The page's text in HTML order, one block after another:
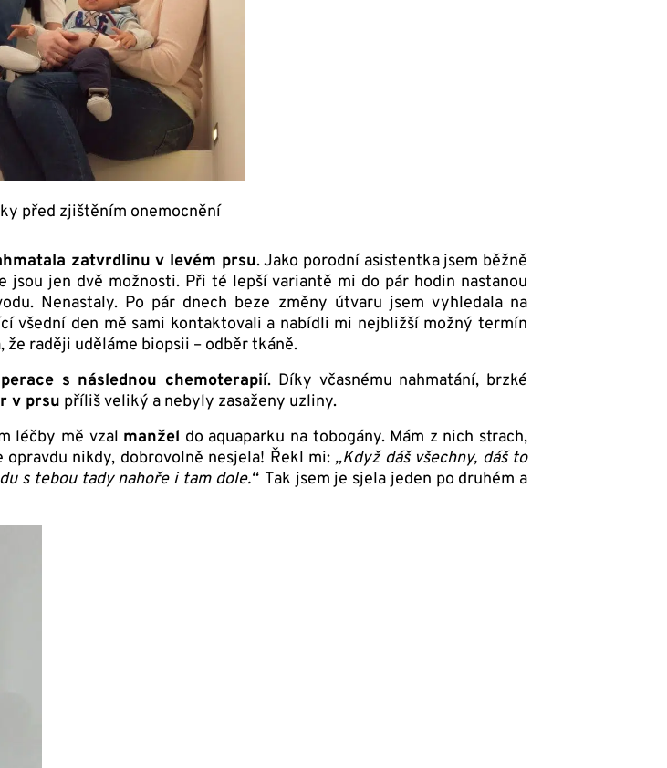
před zjištěním onemocnění
zatvrdlinu v levém prsu. Jako porodní asistentka jsem běžně
jsou jen dvě možnosti. Při té lepší variantě mi do pár hodin nastanou
Nenastaly. Po pár dnech beze změny útvaru jsem vyhledala na
všední den mě sami kontaktovali a nabídli mi nejbližší možný termín
raději uděláme biopsii – odběr tkáně.
s následnou chemoterapií. Díky včasnému nahmatání, brzké
v prsu příliš veliký a nebyly zasaženy uzliny.
léčby mě vzal manžel do aquaparku na tobogány. Mám z nich strach,
nikdy, dobrovolně nesjela! Řekl mi: „Když dáš všechny, dáš to
s tebou tady nahoře i tam dole.“ Tak jsem je sjela jeden po druhém a